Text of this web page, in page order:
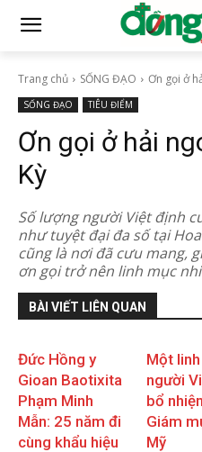
Trang chủ SỐNG ĐẠO Ơn gọi ở
SỐNG ĐẠO TIÊU ĐIỂM
Ơn gọi ở hải
Kỳ
Số lượng người Việt định
như tuyệt đại đa số tại
cũng là nơi đã cưu mang,
ơn gọi trở nên linh mục
BÀI VIẾT LIÊN QUAN
Đức Hồng y
Gioan Baotixita
Phạm Minh
Mẫn: 25 năm đi
cùng khẩu hiệu
Một
người
bổ
Giám
Mỹ